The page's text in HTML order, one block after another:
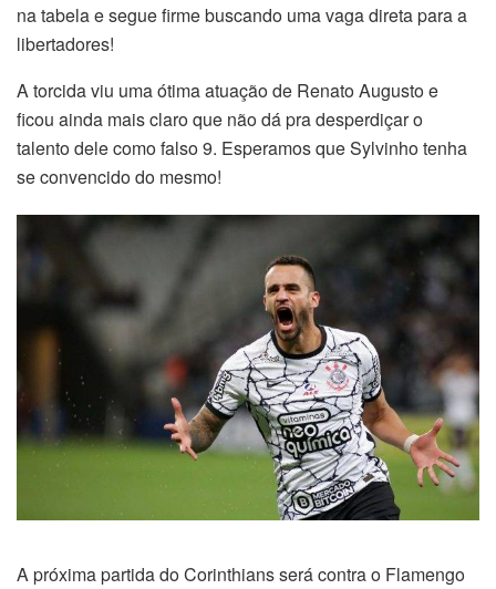
na tabela e segue firme buscando uma vaga direta para a
libertadores!
A torcida viu uma ótima atuação de Renato Augusto e
ficou ainda mais claro que não dá pra desperdiçar o
talento dele como falso 9. Esperamos que Sylvinho tenha
se convencido do mesmo!
A próxima partida do Corinthians será contra o Flamengo